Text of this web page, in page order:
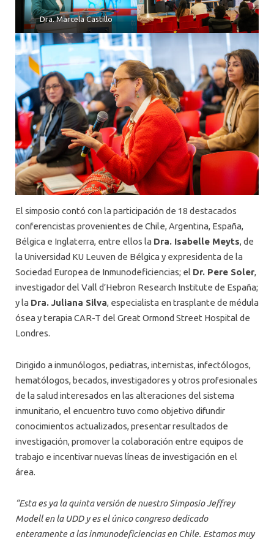
Dra. Marcela Castillo
El simposio contó con la participación de 18 destacados
conferencistas provenientes de Chile, Argentina, España,
Bélgica e Inglaterra, entre ellos la Dra. Isabelle Meyts, de
la Universidad KU Leuven de Bélgica y expresidenta de la
Sociedad Europea de Inmunodeficiencias; el Dr. Pere Soler,
investigador del Vall d’Hebron Research Institute de España;
y la Dra. Juliana Silva, especialista en trasplante de médula
ósea y terapia CAR-T del Great Ormond Street Hospital de
Londres.
Dirigido a inmunólogos, pediatras, internistas, infectólogos,
hematólogos, becados, investigadores y otros profesionales
de la salud interesados en las alteraciones del sistema
inmunitario, el encuentro tuvo como objetivo difundir
conocimientos actualizados, presentar resultados de
investigación, promover la colaboración entre equipos de
trabajo e incentivar nuevas líneas de investigación en el
área.
“Esta es ya la quinta versión de nuestro Simposio Jeffrey
Modell en la UDD y es el único congreso dedicado
enteramente a las inmunodeficiencias en Chile. Estamos muy